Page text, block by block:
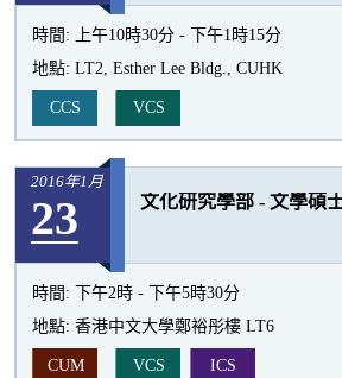
時間:
上午10時30分 - 下午1時15分
地點: LT2, Esther Lee Bldg., CUHK
CCS VCS
2016年1月
23 文化研究學部 - 文學碩
時間:
下午2時 - 下午5時30分
地點: 香港中文大學鄭裕彤樓 LT6
CUM VCS ICS